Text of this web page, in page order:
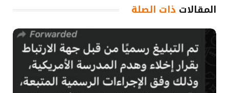
المقالات ذات الصلة